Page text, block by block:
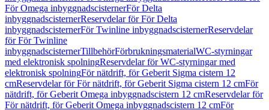
För Omega inbyggnadscisternerFör Delta
inbyggnadscisternerReservdelar för För Delta
inbyggnadscisternerFör Twinline inbyggnadscisternerReservdelar
för För Twinline
inbyggnadscisternerTillbehörFörbrukningsmaterialWC-styrningar
med elektronisk spolningReservdelar för WC-styrningar med
elektronisk spolningFör nätdrift, för Geberit Sigma cistern 12
cmReservdelar för För nätdrift, för Geberit Sigma cistern 12 cmFör
nätdrift, för Geberit Omega inbyggnadscistern 12 cmReservdelar för
För nätdrift, för Geberit Omega inbyggnadscistern 12 cmFör